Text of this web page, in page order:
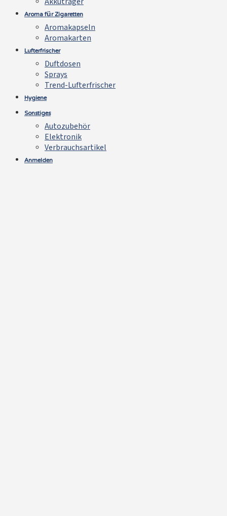
Aroma für Zigaretten
Aromakapseln
Aromakarten
Lufterfrischer
Duftdosen
Sprays
Trend-Lufterfrischer
Hygiene
Sonstiges
Autozubehör
Elektronik
Verbrauchsartikel
Anmelden